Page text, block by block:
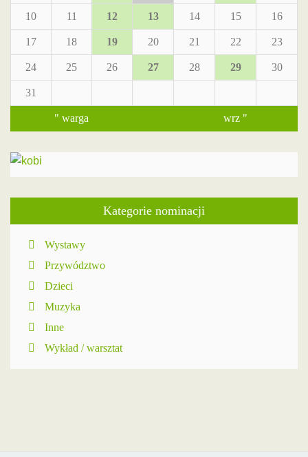
10 11 12 13 14 15 16
17 18 19 20 21 22 23
24 25 26 27 28 29 30
31
" warga wrz "
Kategorie nominacji
Wystawy
Przywództwo
Dzieci
Muzyka
Inne
Wykład / warsztat